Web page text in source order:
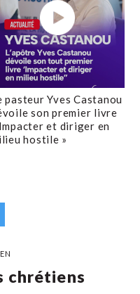
pasteur Yves Castanou
son premier livre
et diriger en
hostile »
chrétiens